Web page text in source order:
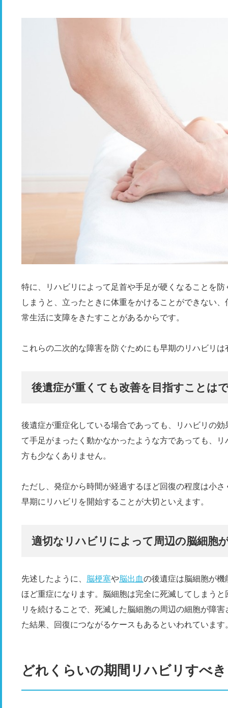
特に、リハビリによって足首や手足が硬くなることを
しまうと、立ったときに体重をかけることができない
常生活に支障をきたすことがあるからです。
これらの二次的な障害を防ぐためにも早期のリハビリ
後遺症が重くても改善を目指すことは
後遺症が重症化している場合であっても、リハビリの
て手足がまったく動かなかったような方であっても、
方も少なくありません。
ただし、発症から時間が経過するほど回復の程度は小
早期にリハビリを開始することが大切といえます。
適切なリハビリによって周辺の脳細胞
先述したように、 脳梗塞や脳出血の後遺症は脳細胞が
ほど重症になります。脳細胞は完全に死滅してしまう
リを続けることで、死滅した脳細胞の周辺の細胞が障
た結果、回復につながるケースもあるといわれています
どれくらいの期間リハビリすべ